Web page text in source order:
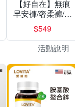
【好自在】無痕
早安褲/奢柔褲/熊
抱安睡褲 超值組
任選一組 -生理
褲/衛生棉褲(無痕
褲18片、安睡褲
24片)
$549
活動說明